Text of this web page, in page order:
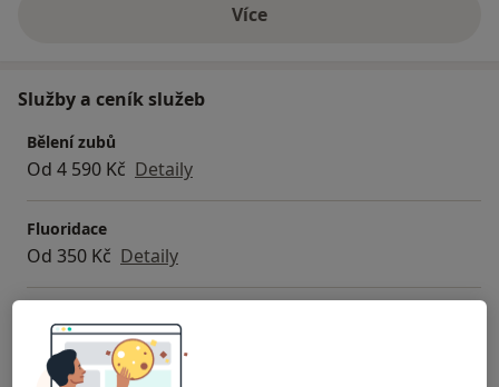
Víceo zkušenostech
Služby a ceník služeb
Bělení zubů
Od 4 590 Kč Detaily
Fluoridace
Od 350 Kč Detaily
1 750 Kč Detaily